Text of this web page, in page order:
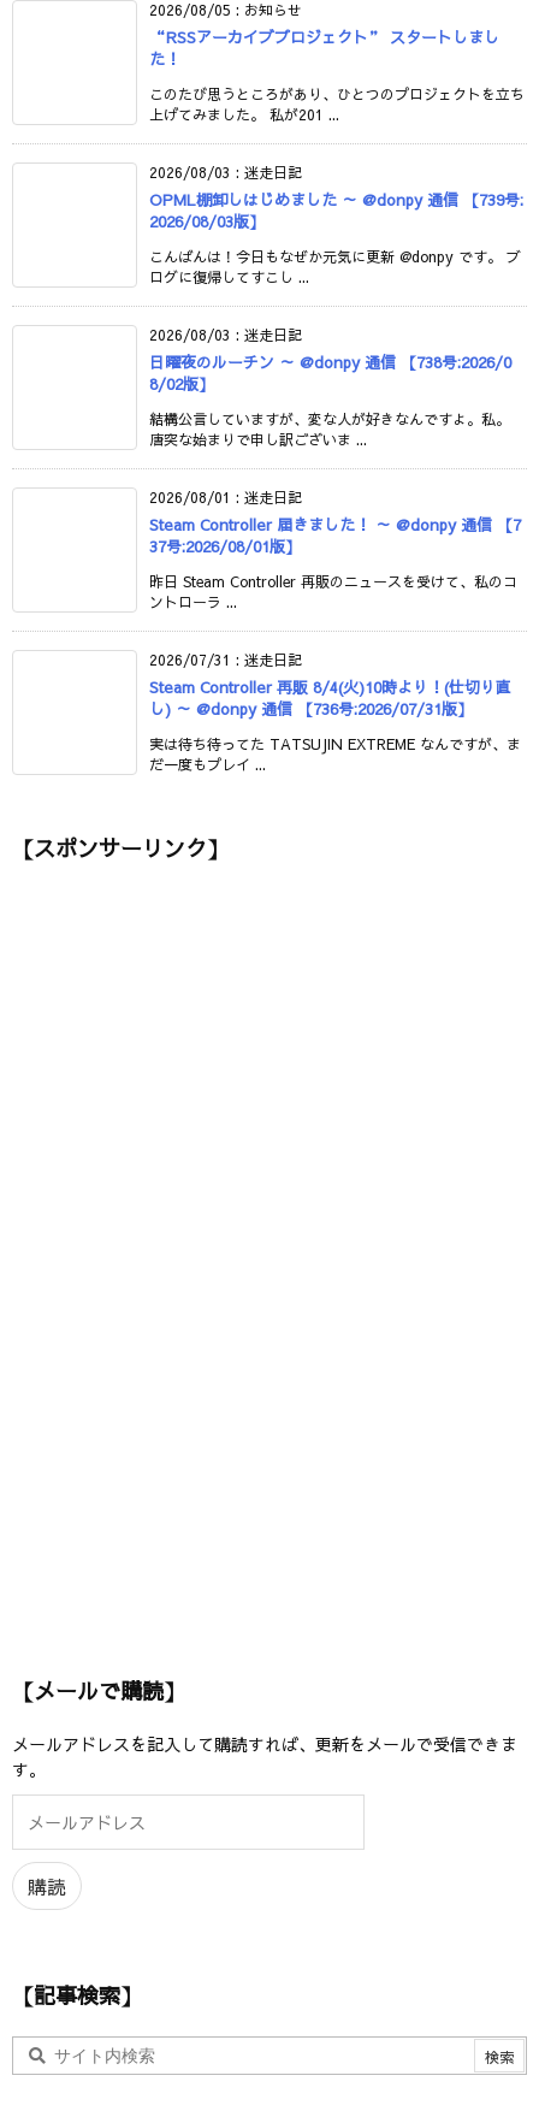
2026/08/05 : お知らせ
“RSSアーカイブプロジェクト” スタートしまし
た！
このたび思うところがあり、ひとつのプロジェクトを立ち
上げてみました。 私が201 ...
2026/08/03 : 迷走日記
OPML棚卸しはじめました ～ @donpy 通信 【739号:
2026/08/03版】
こんばんは！今日もなぜか元気に更新 @donpy です。 ブ
ログに復帰してすこし ...
2026/08/03 : 迷走日記
日曜夜のルーチン ～ @donpy 通信 【738号:2026/0
8/02版】
結構公言していますが、変な人が好きなんですよ。私。
唐突な始まりで申し訳ございま ...
2026/08/01 : 迷走日記
Steam Controller 届きました！ ～ @donpy 通信 【7
37号:2026/08/01版】
昨日 Steam Controller 再販のニュースを受けて、私のコ
ントローラ ...
2026/07/31 : 迷走日記
Steam Controller 再販 8/4(火)10時より！(仕切り直
し) ～ @donpy 通信 【736号:2026/07/31版】
実は待ち待ってた TATSUJIN EXTREME なんですが、ま
だ一度もプレイ ...
【スポンサーリンク】
【メールで購読】
メールアドレスを記入して購読すれば、更新をメールで受信できま
す。
ル
ア
ド
購読
【記事検索】